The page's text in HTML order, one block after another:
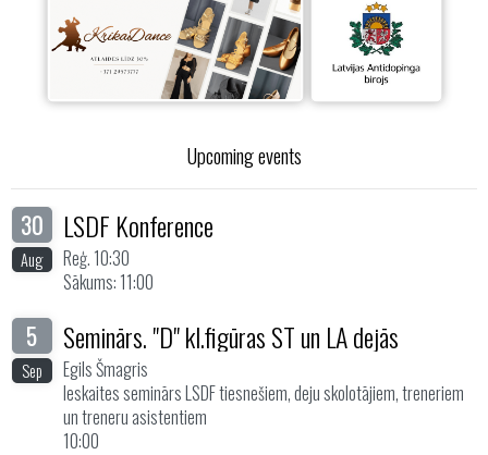
Upcoming events
30
Aug
LSDF Konference
Reģ. 10:30
Sākums: 11:00
5
Sep
Seminārs. "D" kl.figūras ST un LA dejās
Egils Šmagris
Ieskaites seminārs LSDF tiesnešiem, deju skolotājiem, treneriem
un treneru asistentiem
10:00